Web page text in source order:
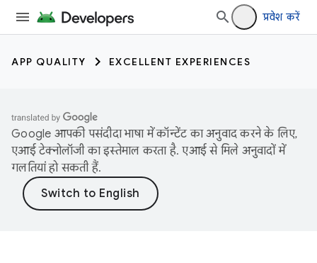
प्रवेश करें
APP QUALITY EXCELLENT EXPERIENCES
Google आपकी पसंदीदा भाषा में कॉन्टेंट का अनुवाद करने के लिए,
एआई टेक्नोलॉजी का इस्तेमाल करता है. एआई से मिले अनुवादों में
गलतियां हो सकती हैं.